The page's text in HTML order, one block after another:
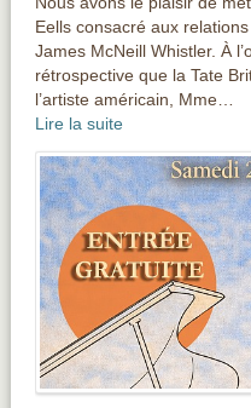
Eells consacré aux
James McNeill Whistler. À
rétrospective que la Tate
l’artiste américain, Mme…
Lire la suite